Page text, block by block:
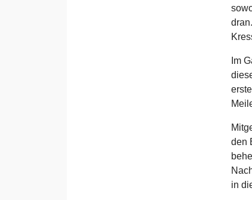
Im
den
in